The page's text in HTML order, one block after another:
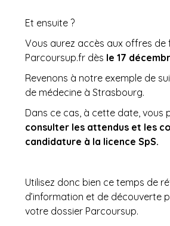
Et ensuite ?
Vous aurez accès aux offres de
Parcoursup.fr dès le 17
Revenons à notre exemple de
de médecine à Strasbourg.
Dans ce cas, à cette date, vous
consulter les attendus et les
candidature à la licence SpS.
Utilisez donc bien ce temps de
d’information et de découverte
votre dossier Parcoursup.